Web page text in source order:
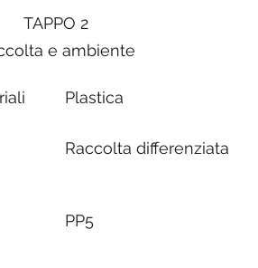
TAPPO 2
e ambiente
Plastica
Raccolta differenziata
PP5